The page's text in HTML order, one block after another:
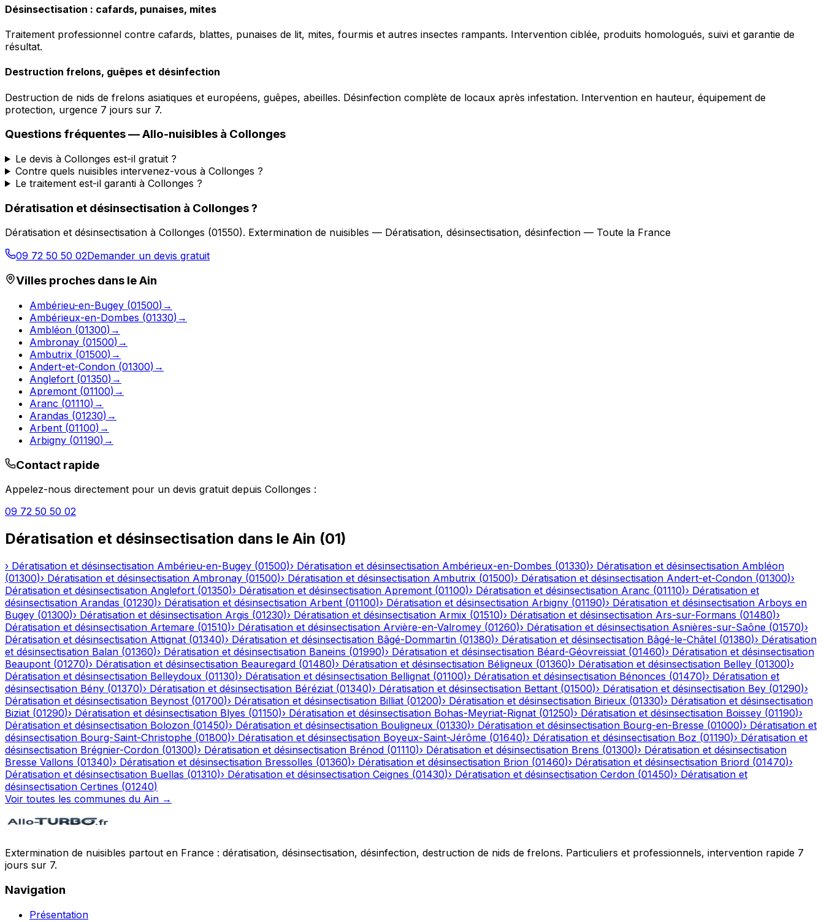
Désinsectisation : cafards, punaises, mites
Traitement professionnel contre cafards, blattes, punaises de lit, mites, fourmis et autres insectes rampants. Intervention ciblée, produits homologués, suivi et garantie de
résultat.
Destruction frelons, guêpes et désinfection
Destruction de nids de frelons asiatiques et européens, guêpes, abeilles. Désinfection complète de locaux après infestation. Intervention en hauteur, équipement de
protection, urgence 7 jours sur 7.
Questions fréquentes —Allo-nuisibles à Collonges
Le devis à Collonges est-il gratuit ?
Contre quels nuisibles intervenez-vous à Collonges ?
Le traitement est-il garanti à Collonges ?
Dératisation et désinsectisation à Collonges?
Dératisation et désinsectisation à Collonges (01550). Extermination de nuisibles — Dératisation, désinsectisation, désinfection — Toute la France
09 72 50 50 02Demander un devis gratuit
Villes proches dans leAin
Ambérieu-en-Bugey (01500) →
Ambérieux-en-Dombes (01330) →
Ambléon (01300) →
Ambronay (01500) →
Ambutrix (01500) →
Andert-et-Condon (01300) →
Anglefort (01350) →
Apremont (01100) →
Aranc (01110) →
Arandas (01230) →
Arbent (01100) →
Arbigny (01190) →
Contact rapide
Appelez-nous directement pour un devis gratuit depuis Collonges :
09 72 50 50 02
Dératisation et désinsectisation dans le Ain (01)
› Dératisation et désinsectisation Ambérieu-en-Bugey (01500)› Dératisation et désinsectisation Ambérieux-en-Dombes (01330)› Dératisation et désinsectisation Ambléon
(01300)› Dératisation et désinsectisation Ambronay (01500)› Dératisation et désinsectisation Ambutrix (01500)› Dératisation et désinsectisation Andert-et-Condon (01300)›
Dératisation et désinsectisation Anglefort (01350)› Dératisation et désinsectisation Apremont (01100)› Dératisation et désinsectisation Aranc (01110)› Dératisation et
désinsectisation Arandas (01230)› Dératisation et désinsectisation Arbent (01100)› Dératisation et désinsectisation Arbigny (01190)› Dératisation et désinsectisation Arboys en
Bugey (01300)› Dératisation et désinsectisation Argis (01230)› Dératisation et désinsectisation Armix (01510)› Dératisation et désinsectisation Ars-sur-Formans (01480)›
Dératisation et désinsectisation Artemare (01510)› Dératisation et désinsectisation Arvière-en-Valromey (01260)› Dératisation et désinsectisation Asnières-sur-Saône (01570)›
Dératisation et désinsectisation Attignat (01340)› Dératisation et désinsectisation Bâgé-Dommartin (01380)› Dératisation et désinsectisation Bâgé-le-Châtel (01380)› Dératisation
et désinsectisation Balan (01360)› Dératisation et désinsectisation Baneins (01990)› Dératisation et désinsectisation Béard-Géovreissiat (01460)› Dératisation et désinsectisation
Beaupont (01270)› Dératisation et désinsectisation Beauregard (01480)› Dératisation et désinsectisation Béligneux (01360)› Dératisation et désinsectisation Belley (01300)›
Dératisation et désinsectisation Belleydoux (01130)› Dératisation et désinsectisation Bellignat (01100)› Dératisation et désinsectisation Bénonces (01470)› Dératisation et
désinsectisation Bény (01370)› Dératisation et désinsectisation Béréziat (01340)› Dératisation et désinsectisation Bettant (01500)› Dératisation et désinsectisation Bey (01290)›
Dératisation et désinsectisation Beynost (01700)› Dératisation et désinsectisation Billiat (01200)› Dératisation et désinsectisation Birieux (01330)› Dératisation et désinsectisation
Biziat (01290)› Dératisation et désinsectisation Blyes (01150)› Dératisation et désinsectisation Bohas-Meyriat-Rignat (01250)› Dératisation et désinsectisation Boissey (01190)›
Dératisation et désinsectisation Bolozon (01450)› Dératisation et désinsectisation Bouligneux (01330)› Dératisation et désinsectisation Bourg-en-Bresse (01000)› Dératisation et
désinsectisation Bourg-Saint-Christophe (01800)› Dératisation et désinsectisation Boyeux-Saint-Jérôme (01640)› Dératisation et désinsectisation Boz (01190)› Dératisation et
désinsectisation Brégnier-Cordon (01300)› Dératisation et désinsectisation Brénod (01110)› Dératisation et désinsectisation Brens (01300)› Dératisation et désinsectisation
Bresse Vallons (01340)› Dératisation et désinsectisation Bressolles (01360)› Dératisation et désinsectisation Brion (01460)› Dératisation et désinsectisation Briord (01470)›
Dératisation et désinsectisation Buellas (01310)› Dératisation et désinsectisation Ceignes (01430)› Dératisation et désinsectisation Cerdon (01450)› Dératisation et
désinsectisation Certines (01240)
Voir toutes les communes du Ain →
Extermination de nuisibles partout en France : dératisation, désinsectisation, désinfection, destruction de nids de frelons. Particuliers et professionnels, intervention rapide 7
jours sur 7.
Navigation
Présentation